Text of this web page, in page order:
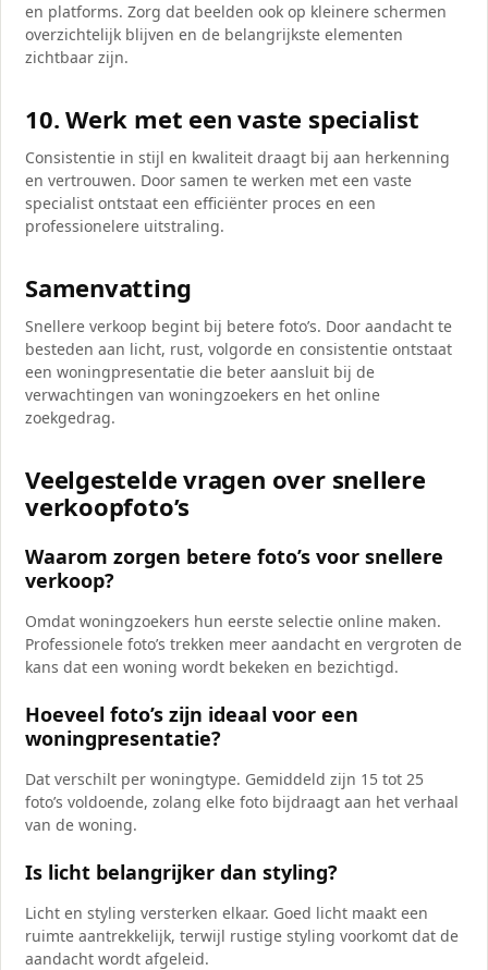
en platforms. Zorg dat beelden ook op kleinere schermen
overzichtelijk blijven en de belangrijkste elementen
zichtbaar zijn.
10. Werk met een vaste specialist
Consistentie in stijl en kwaliteit draagt bij aan herkenning
en vertrouwen. Door samen te werken met een vaste
specialist ontstaat een efficiënter proces en een
professionelere uitstraling.
Samenvatting
Snellere verkoop begint bij betere foto’s. Door aandacht te
besteden aan licht, rust, volgorde en consistentie ontstaat
een woningpresentatie die beter aansluit bij de
verwachtingen van woningzoekers en het online
zoekgedrag.
Veelgestelde vragen over snellere
verkoopfoto’s
Waarom zorgen betere foto’s voor snellere
verkoop?
Omdat woningzoekers hun eerste selectie online maken.
Professionele foto’s trekken meer aandacht en vergroten de
kans dat een woning wordt bekeken en bezichtigd.
Hoeveel foto’s zijn ideaal voor een
woningpresentatie?
Dat verschilt per woningtype. Gemiddeld zijn 15 tot 25
foto’s voldoende, zolang elke foto bijdraagt aan het verhaal
van de woning.
Is licht belangrijker dan styling?
Licht en styling versterken elkaar. Goed licht maakt een
ruimte aantrekkelijk, terwijl rustige styling voorkomt dat de
aandacht wordt afgeleid.